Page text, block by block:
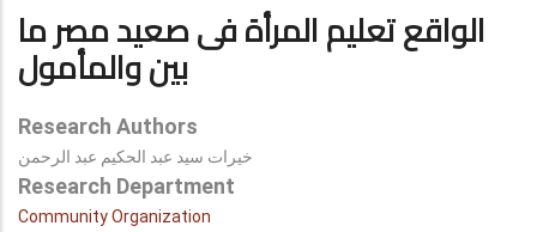
الواقع تعليم المرأة فى صعيد مصر ما
بين والمأمول
Research Authors
خيرات سيد عبد الحكيم عبد الرحمن
Research Department
Community Organization